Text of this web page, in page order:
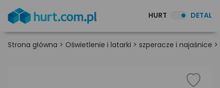
HURT DETAL
Strona główna > Oświetlenie i latarki > szperacze i najaśnice >